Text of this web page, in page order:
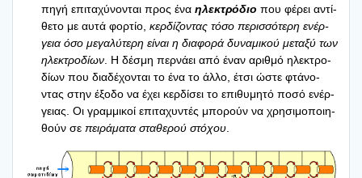
πηγή επι­τα­χύ­νο­νται προς ένα ηλε­κτρό­διο που φέρει αντί­
θε­το με αυτά φορ­τίο, κερ­δί­ζο­ντας τόσο περισ­σό­τε­ρη ενέρ­
γεια όσο μεγα­λύ­τε­ρη είναι η δια­φο­ρά δυνα­μι­κού μετα­ξύ των
ηλε­κτρο­δί­ων. Η δέσμη περ­νά­ει από έναν αριθ­μό ηλε­κτρο­
δί­ων που δια­δέ­χο­νται το ένα το άλλο, έτσι ώστε φτά­νο­
ντας στην έξο­δο να έχει κερ­δί­σει το επι­θυ­μη­τό ποσό ενέρ­
γειας. Οι γραμ­μι­κοί επι­τα­χυ­ντές μπο­ρούν να χρη­σι­μο­ποι­η­
θούν σε πει­ρά­μα­τα στα­θε­ρού στό­χου.